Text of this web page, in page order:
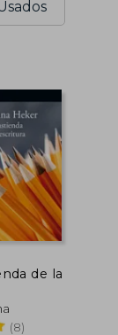
de la
(8)